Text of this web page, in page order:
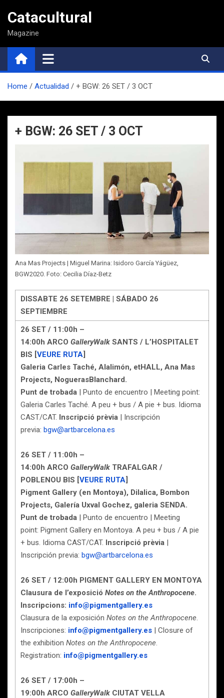
contenido
Catacultural
Magazine
Home Actualidad + BGW: 26 SET / 3 OCT
+ BGW: 26 SET / 3 OCT
Ana Mas Projects | Miguel Marina: Isidoro García Yágüez,
BGW2020. Foto: Cecilia Díaz-Betz
DISSABTE 26 SETEMBRE | SÁBADO 26
SEPTIEMBRE
26 SET / 11:00h –
14:00h ARCO GalleryWalk SANTS / L’HOSPITALET
BIS [VEURE RUTA]
Galeria Carles Taché, Alalimón, etHALL, Ana Mas
Projects, NoguerasBlanchard.
Punt de trobada | Punto de encuentro | Meeting point:
Galeria Carles Taché. A peu + bus / A pie + bus. Idioma
CAST/CAT. Inscripció prèvia | Inscripción
previa: bgw@artbarcelona.es
26 SET / 11:00h –
14:00h ARCO GalleryWalk TRAFALGAR /
POBLENOU BIS [VEURE RUTA]
Pigment Gallery (en Montoya), Dilalica, Bombon
Projects, Galería Uxval Gochez, galeria SENDA.
Punt de trobada | Punto de encuentro | Meeting
point: Pigment Gallery en Montoya. A peu + bus / A pie
+ bus. Idioma CAST/CAT. Inscripció prèvia |
Inscripción previa: bgw@artbarcelona.es
26 SET / 12:00h PIGMENT GALLERY EN MONTOYA
Clausura de l’exposició Notes on the Anthropocene.
Inscripcions: info@pigmentgallery.es
Clausura de la exposición Notes on the Anthropocene.
Inscripciones: info@pigmentgallery.es | Closure of
the exhibition Notes on the Anthropocene.
Registration: info@pigmentgallery.es
26 SET / 17:00h –
19:00h ARCO GalleryWalk CIUTAT VELLA